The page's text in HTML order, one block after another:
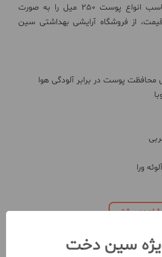
سینره ضد آلودگی هوا مناسب انواع پوست 250 میل را به صورت
از فروشگاه آرایشی بهداشتی سین
محافظت پوست در برابر آلودگی هوا
بیشتر
سین دخت